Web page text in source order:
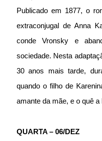
Publicado em 1877, o
extraconjugal de Anna
conde Vronsky e
sociedade. Nesta
30 anos mais tarde,
quando o filho de
amante da mãe, e o quê
QUARTA – 06/DEZ